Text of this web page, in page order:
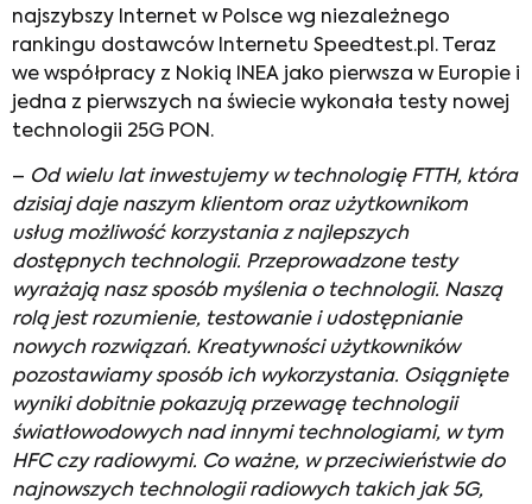
najszybszy Internet w Polsce wg niezależnego
rankingu dostawców Internetu Speedtest.pl. Teraz
we współpracy z Nokią INEA jako pierwsza w Europie i
jedna z pierwszych na świecie wykonała testy nowej
technologii 25G PON.
– Od wielu lat inwestujemy w technologię FTTH, która
dzisiaj daje naszym klientom oraz użytkownikom
usług możliwość korzystania z najlepszych
dostępnych technologii. Przeprowadzone testy
wyrażają nasz sposób myślenia o technologii. Naszą
rolą jest rozumienie, testowanie i udostępnianie
nowych rozwiązań. Kreatywności użytkowników
pozostawiamy sposób ich wykorzystania. Osiągnięte
wyniki dobitnie pokazują przewagę technologii
światłowodowych nad innymi technologiami, w tym
HFC czy radiowymi. Co ważne, w przeciwieństwie do
najnowszych technologii radiowych takich jak 5G,